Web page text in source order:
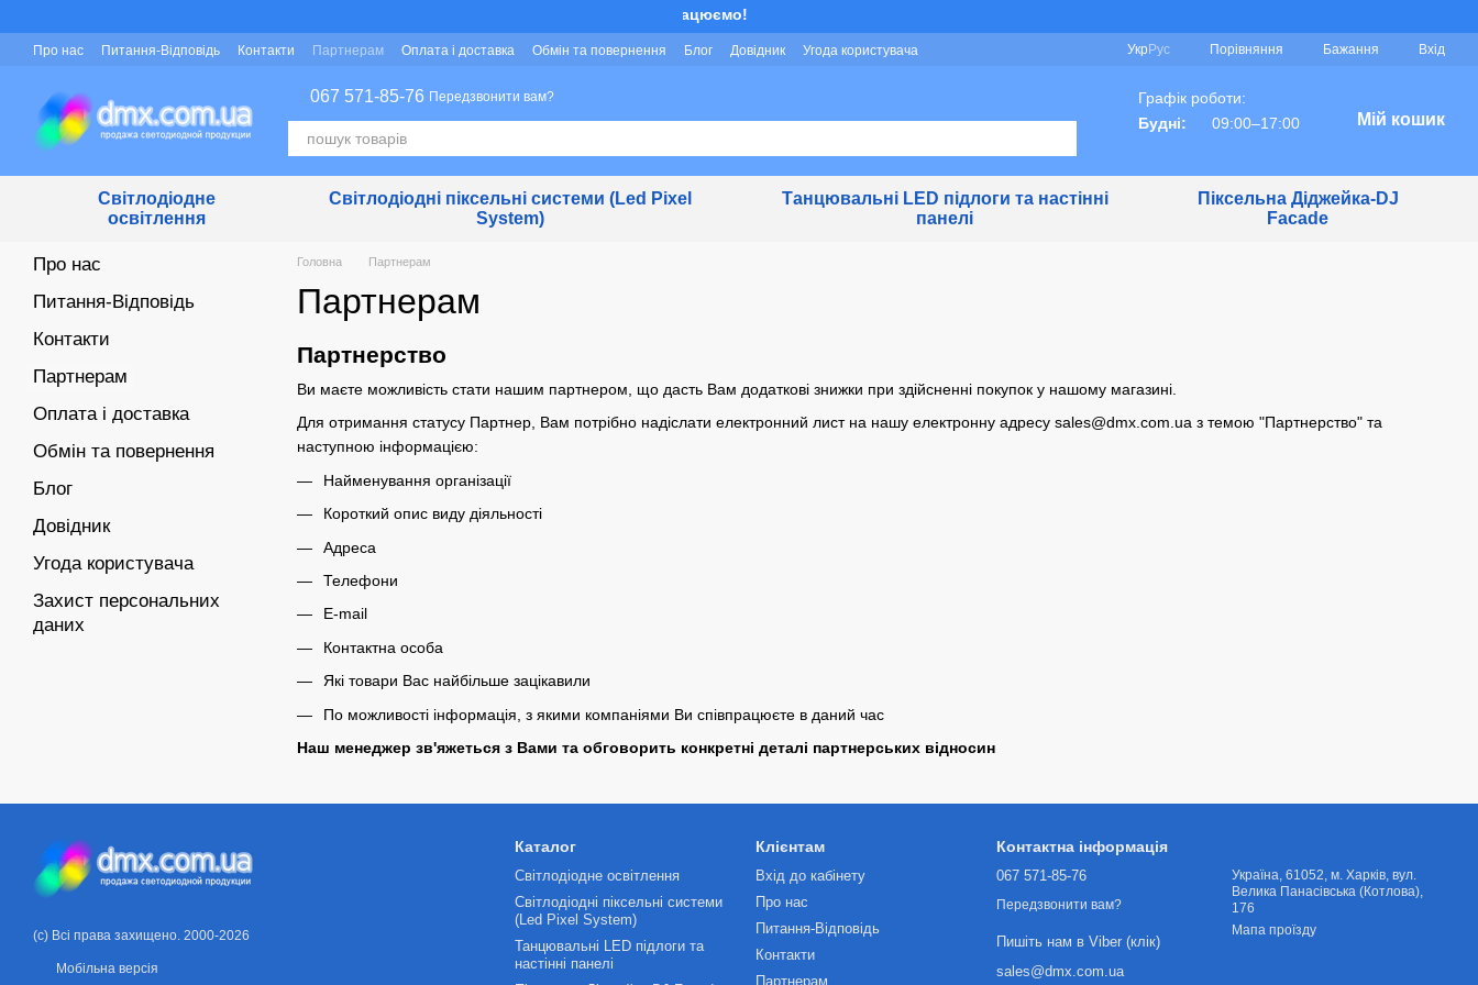
Ми працюємо!
Про нас Питання-Відповідь Контакти Партнерам Оплата і доставка Обмін та повернення Блог Довідник
Угода користувача
Укр Рус Порівняння Бажання Вхід
067 571-85-76 Передзвонити вам?
Графік роботи:
Будні:
09:00–17:00 Мій кошик
Світлодіодне
освітлення
Світлодіодні піксельні системи (Led Pixel
System)
Танцювальні LED підлоги та настінні
панелі
Піксельна Діджейка-DJ
Facade
Головна Партнерам
Партнерам
Партнерство
Ви маєте можливість стати нашим партнером, що дасть Вам додаткові знижки при здійсненні покупок у нашому магазині.
Для отримання статусу Партнер, Вам потрібно надіслати електронний лист на нашу електронну адресу sales@dmx.com.ua з темою "Партнерство" та
наступною інформацією:
Найменування організації
Короткий опис виду діяльності
Адреса
Телефони
E-mail
Контактна особа
Які товари Вас найбільше зацікавили
По можливості інформація, з якими компаніями Ви співпрацюєте в даний час
Наш менеджер зв'яжеться з Вами та обговорить конкретні деталі партнерських відносин
Про нас
Питання-Відповідь
Контакти
Партнерам
Оплата і доставка
Обмін та повернення
Блог
Довідник
Угода користувача
Захист персональних
даних
(c) Всі права захищено. 2000-2026
Мобільна версія
Каталог
Світлодіодне освітлення
Світлодіодні піксельні системи
(Led Pixel System)
Танцювальні LED підлоги та
настінні панелі
Клієнтам
Вхід до кабінету
Про нас
Питання-Відповідь
Контакти
Партнерам
Контактна інформація
067 571-85-76
Передзвонити вам?
Пишіть нам в Viber (клік)
sales@dmx.com.ua
Українa, 61052, м. Харків, вул.
Велика Панасівська (Котлова),
176
Мапа проїзду